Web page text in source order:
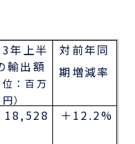
年上半
輸出額
位：百万
円）
対前年同
期増減率
18,528 ＋12.2%